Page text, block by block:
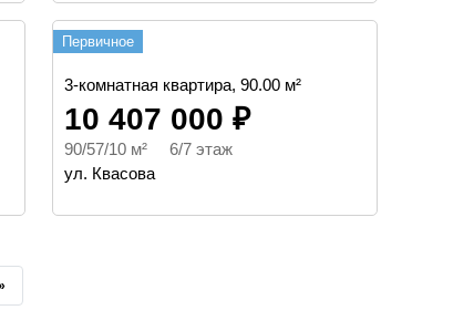
Первичное
3-комнатная квартира, 90.00 м²
10 407 000 ₽
90/57/10 м² 6/7 этаж
ул. Квасова